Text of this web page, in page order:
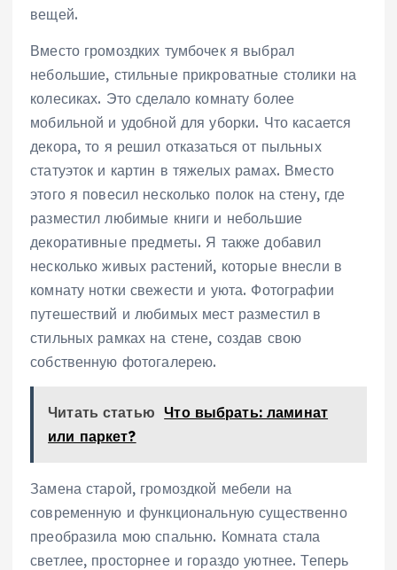
вещей.
Вместо громоздких тумбочек я выбрал
небольшие, стильные прикроватные столики на
колесиках. Это сделало комнату более
мобильной и удобной для уборки. Что касается
декора, то я решил отказаться от пыльных
статуэток и картин в тяжелых рамах. Вместо
этого я повесил несколько полок на стену, где
разместил любимые книги и небольшие
декоративные предметы. Я также добавил
несколько живых растений, которые внесли в
комнату нотки свежести и уюта. Фотографии
путешествий и любимых мест разместил в
стильных рамках на стене, создав свою
собственную фотогалерею.
Читать статью Что выбрать: ламинат
или паркет?
Замена старой, громоздкой мебели на
современную и функциональную существенно
преобразила мою спальню. Комната стала
светлее, просторнее и гораздо уютнее. Теперь